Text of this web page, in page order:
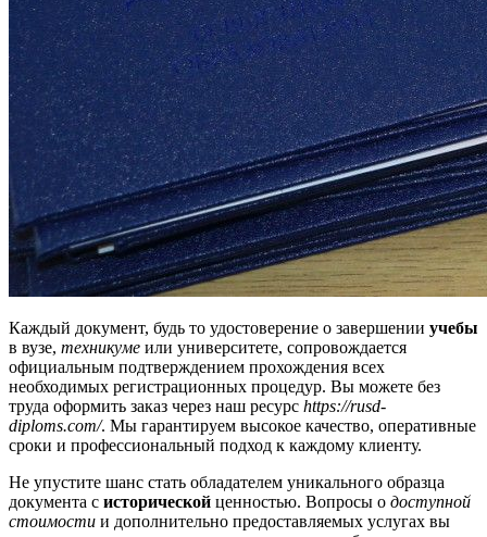
Каждый документ, будь то удостоверение о завершении учебы
в вузе, техникуме или университете, сопровождается
официальным подтверждением прохождения всех
необходимых регистрационных процедур. Вы можете без
труда оформить заказ через наш ресурс https://rusd-
diploms.com/. Мы гарантируем высокое качество, оперативные
сроки и профессиональный подход к каждому клиенту.
Не упустите шанс стать обладателем уникального образца
документа с исторической ценностью. Вопросы о доступной
стоимости и дополнительно предоставляемых услугах вы